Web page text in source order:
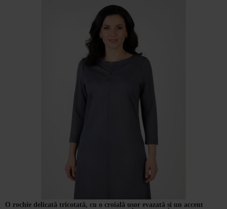
O rochie delicată tricotată, cu o croială ușor evazată și un accent